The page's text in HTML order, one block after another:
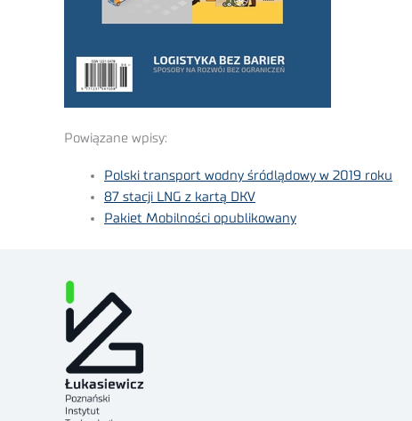
Powiązane wpisy:
Polski transport wodny śródlądowy w 2019 roku
87 stacji LNG z kartą DKV
Pakiet Mobilności opublikowany